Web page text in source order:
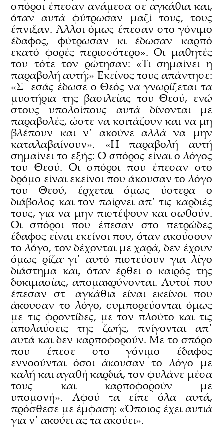
σπόροι έπεσαν ανάμεσα σε αγκάθια και,
όταν αυτά φύτρωσαν μαζί τους, τους
έπνιξαν. Άλλοι όμως έπεσαν στο γόνιμο
έδαφος, φύτρωσαν κι έδωσαν καρπό
εκατό φορές περισσότερο». Οι μαθητές
του τότε τον ρώτησαν: «Τι σημαίνει η
παραβολή αυτή;» Εκείνος τους απάντησε:
«Σ΄ εσάς έδωσε ο Θεός να γνωρίζεται τα
μυστήρια της βασιλείας του Θεού, ενώ
στους υπολοίπους αυτά δίνονται με
παραβολές, ώστε να κοιτάζουν και να μη
βλέπουν και ν΄ ακούνε αλλά να μην
καταλαβαίνουν». «Η παραβολή αυτή
σημαίνει το εξής: Ο σπόρος είναι ο λόγος
του Θεού. Οι σπόροι που έπεσαν στο
δρόμο είναι εκείνοι που άκουσαν το λόγο
του Θεού, έρχεται όμως ύστερα ο
διάβολος και τον παίρνει απ΄ τις καρδιές
τους, για να μην πιστέψουν και σωθούν.
Οι σπόροι που έπεσαν στο πετρώδες
έδαφος είναι εκείνοι που, όταν ακούσουν
το λόγο, τον δέχονται με χαρά, δεν έχουν
όμως ρίζα· γι΄ αυτό πιστεύουν για λίγο
διάστημα και, όταν έρθει ο καιρός της
δοκιμασίας, απομακρύνονται. Αυτοί που
έπεσαν στ΄ αγκάθια είναι εκείνοι που
άκουσαν το λόγο, συμπορεύονται όμως
με τις φροντίδες, με τον πλούτο και τις
απολαύσεις της ζωής, πνίγονται απ΄
αυτά και δεν καρποφορούν. Με το σπόρο
που έπεσε στο γόνιμο έδαφος
εννοούνται όσοι άκουσαν το λόγο με
καλή και αγαθή καρδιά, τον φυλάνε μέσα
τους και καρποφορούν με
υπομονή». Αφού τα είπε όλα αυτά,
πρόσθεσε με έμφαση: «Όποιος έχει αυτιά
για ν΄ ακούει ας τα ακούει».